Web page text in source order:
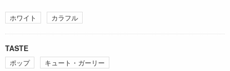
ホワイト カラフル
TASTE
ポップ キュート・ガーリー